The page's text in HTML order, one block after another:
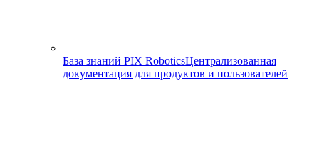
База знаний PIX RoboticsЦентрализованная
документация для продуктов и пользователей